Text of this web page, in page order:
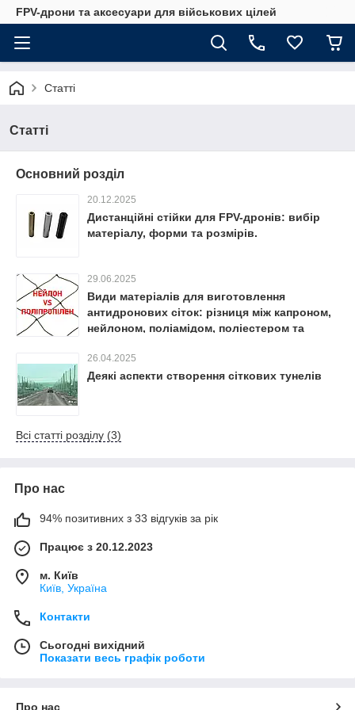
FPV-дрони та аксесуари для військових цілей
Статті
Статті
Основний розділ
20.12.2025
Дистанційні стійки для FPV-дронів: вибір
матеріалу, форми та розмірів.
29.06.2025
Види матеріалів для виготовлення
антидронових сіток: різниця між капроном,
нейлоном, поліамідом, поліестером та
26.04.2025
Деякі аспекти створення сіткових тунелів
Всі статті розділу (3)
Про нас
94% позитивних з 33 відгуків за рік
Працює з 20.12.2023
м. Київ
Київ, Україна
Контакти
Сьогодні вихідний
Показати весь графік роботи
Про нас